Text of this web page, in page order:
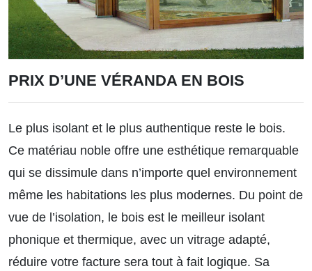
PRIX D’UNE VÉRANDA EN BOIS
Le plus isolant et le plus authentique reste le bois.
Ce matériau noble offre une esthétique remarquable
qui se dissimule dans n’importe quel environnement
même les habitations les plus modernes. Du point de
vue de l’isolation, le bois est le meilleur isolant
phonique et thermique, avec un vitrage adapté,
réduire votre facture sera tout à fait logique. Sa